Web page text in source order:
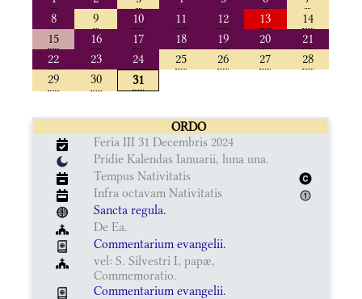
8
9 10 11 12 13
14
15
16 17 18 19 20
21
22
23 24 25 26 27
28
29
30 31
ORDO
Feria III 31 Decembris 2024
Pridie Kalendas Ianuarii, luna una.
Tempus Nativitatis
Infra octavam Nativitatis
Sancta regula.
De Ea.
Commentarium evangelii.
vel: S. Silvestri I, papæ,
Commemoratio.
Commentarium evangelii.